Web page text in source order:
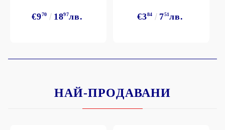
€970 1897лв. €384 751лв.
НАЙ-ПРОДАВАНИ